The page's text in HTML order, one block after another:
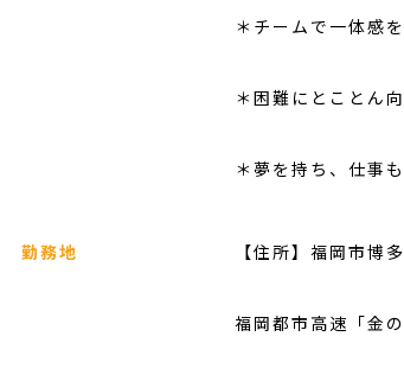
＊チームで一体感
＊困難にとことん
＊夢を持ち、仕事
勤務地 【住所】福岡市博
福岡都市高速「金